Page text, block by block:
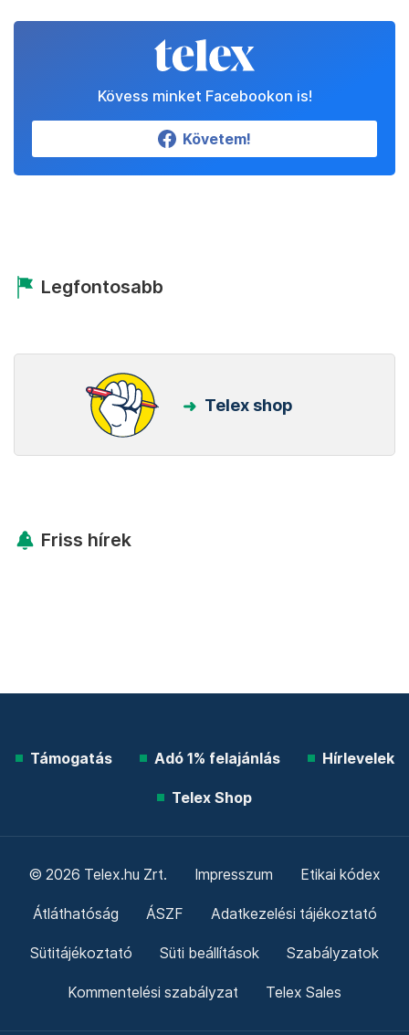
Kövess minket Facebookon is!
Követem!
Legfontosabb
Telex shop
Friss hírek
Támogatás Adó 1% felajánlás Hírlevelek
Telex Shop
© 2026 Telex.hu Zrt. Impresszum Etikai kódex
Átláthatóság ÁSZF Adatkezelési tájékoztató
Sütitájékoztató Süti beállítások Szabályzatok
Kommentelési szabályzat Telex Sales